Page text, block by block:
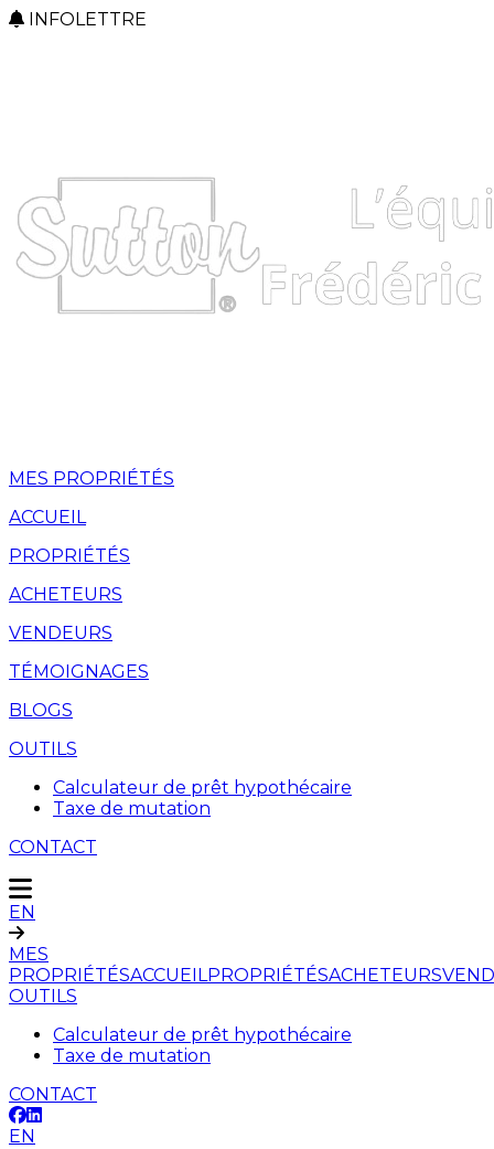
INFOLETTRE
MES PROPRIÉTÉS
ACCUEIL
PROPRIÉTÉS
ACHETEURS
VENDEURS
TÉMOIGNAGES
BLOGS
OUTILS
Calculateur de prêt hypothécaire
Taxe de mutation
CONTACT
EN
MES
PROPRIÉTÉSACCUEILPROPRIÉTÉSACHETEURS
OUTILS
Calculateur de prêt hypothécaire
Taxe de mutation
CONTACT
EN